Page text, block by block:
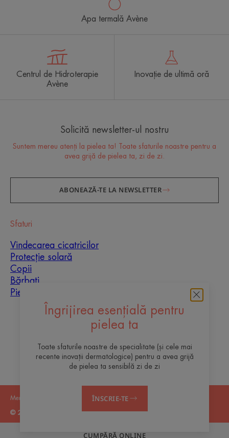
CUMPĂRĂ ONLINE
Îngrijirea esențială pentru
pielea ta
Toate sfaturile noastre de specialitate (și cele mai
recente inovații dermatologice) pentru a avea grijă
de pielea ta sensibilă zi de zi
ÎNSCRIE-TE
Apa termală Avène
Centrul de Hidroterapie
Avène
Inovație de ultimă oră
Solicită newsletter-ul nostru
Suntem mereu atenți la pielea ta! Toate sfaturile noastre pentru a
avea grijă de pielea ta, zi de zi.
ABONEAZĂ-TE LA NEWSLETTER
Sfaturi
Vindecarea cicatricilor
Protecție solară
Copii
Bărbați
Piele mixtă
Despre noi
Mențiuni legale Politica de confidențialitate
© 2026 Eau Thermale Avène